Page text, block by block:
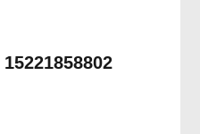
15221858802